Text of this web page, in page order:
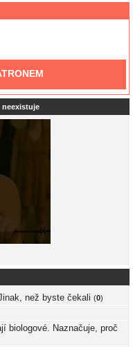
neexistuje
než byste čekali (0)
biologové. Naznačuje, proč